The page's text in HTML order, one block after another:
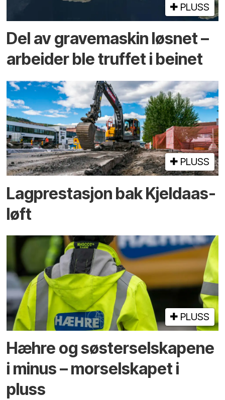
PLUSS
Del av grave­maskin løsnet –
arbeider ble truffet i beinet
PLUSS
Lagprestasjon bak Kjeldaas-
løft
PLUSS
Hæhre og søster­selskapene
i minus – mor­selskapet i
pluss